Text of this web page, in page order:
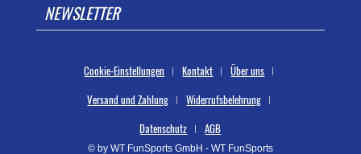
NEWSLETTER
Cookie-Einstellungen Kontakt
Über uns
Versand und Zahlung
Widerrufsbelehrung
Datenschutz
AGB
© by WT FunSports GmbH - WT FunSports